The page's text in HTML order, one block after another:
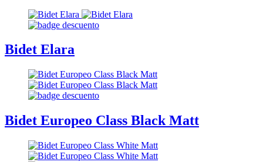
Bidet Elara
Bidet Europeo Class Black Matt